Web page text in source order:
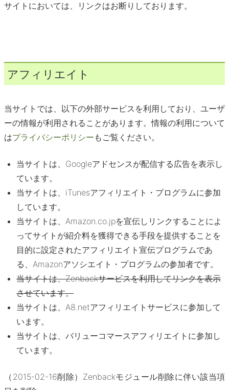
サイトにおいては、リンクはお断りしております。
アフィリエイト
当サイトでは、以下の外部サービスを利用しており、ユーザ
ーの情報が利用されることがあります。情報の利用について
はプライバシーポリシー もご覧ください。
当サイトは、Googleアドセンスが配信する広告を表示し
ています。
当サイトは、iTunesアフィリエイト・プログラムに参加
しています。
当サイトは、Amazon.co.jpを宣伝しリンクすることによ
ってサイトが紹介料を獲得できる手段を提供することを
目的に設定されたアフィリエイト宣伝プログラムであ
る、Amazonアソシエイト・プログラムの参加者です。
当サイトは、Zenbackサービスを利用してリンクを表示
させています。
当サイトは、A8.netアフィリエイトサービスに参加して
います。
当サイトは、バリューコマースアフィリエイトに参加し
ています。
（2015-02-16削除）Zenbackモジュール削除に伴い該当項